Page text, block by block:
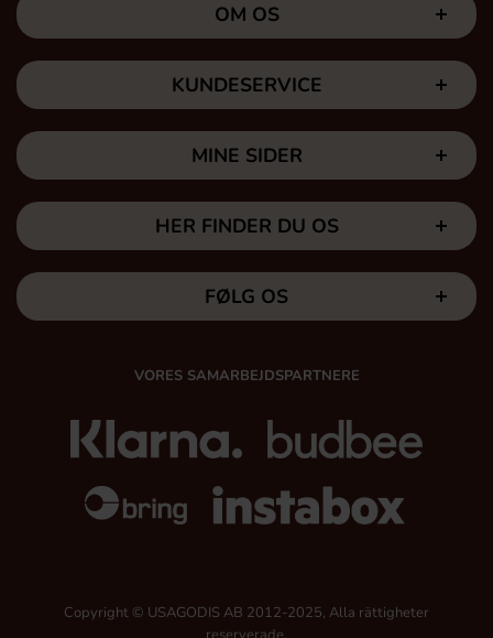
OM OS
KUNDESERVICE
MINE SIDER
HER FINDER DU OS
FØLG OS
VORES SAMARBEJDSPARTNERE
Copyright © USAGODIS AB 2012-2025, Alla rättigheter